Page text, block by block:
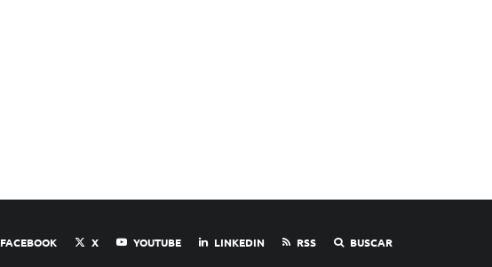
FACEBOOK X YOUTUBE LINKEDIN RSS BUSCAR